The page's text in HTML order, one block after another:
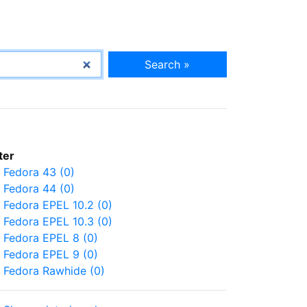
Search »
Fedora 43 (0)
Fedora 44 (0)
Fedora EPEL 10.2 (0)
Fedora EPEL 10.3 (0)
Fedora EPEL 8 (0)
Fedora EPEL 9 (0)
Fedora Rawhide (0)